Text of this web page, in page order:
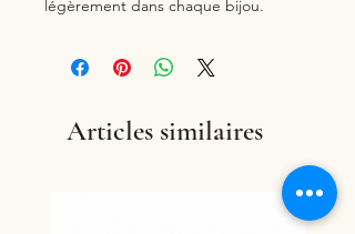
légèrement dans chaque bijou.
Articles similaires